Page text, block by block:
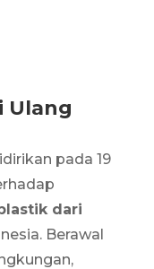
Ulang
pada 19
dari
Berawal